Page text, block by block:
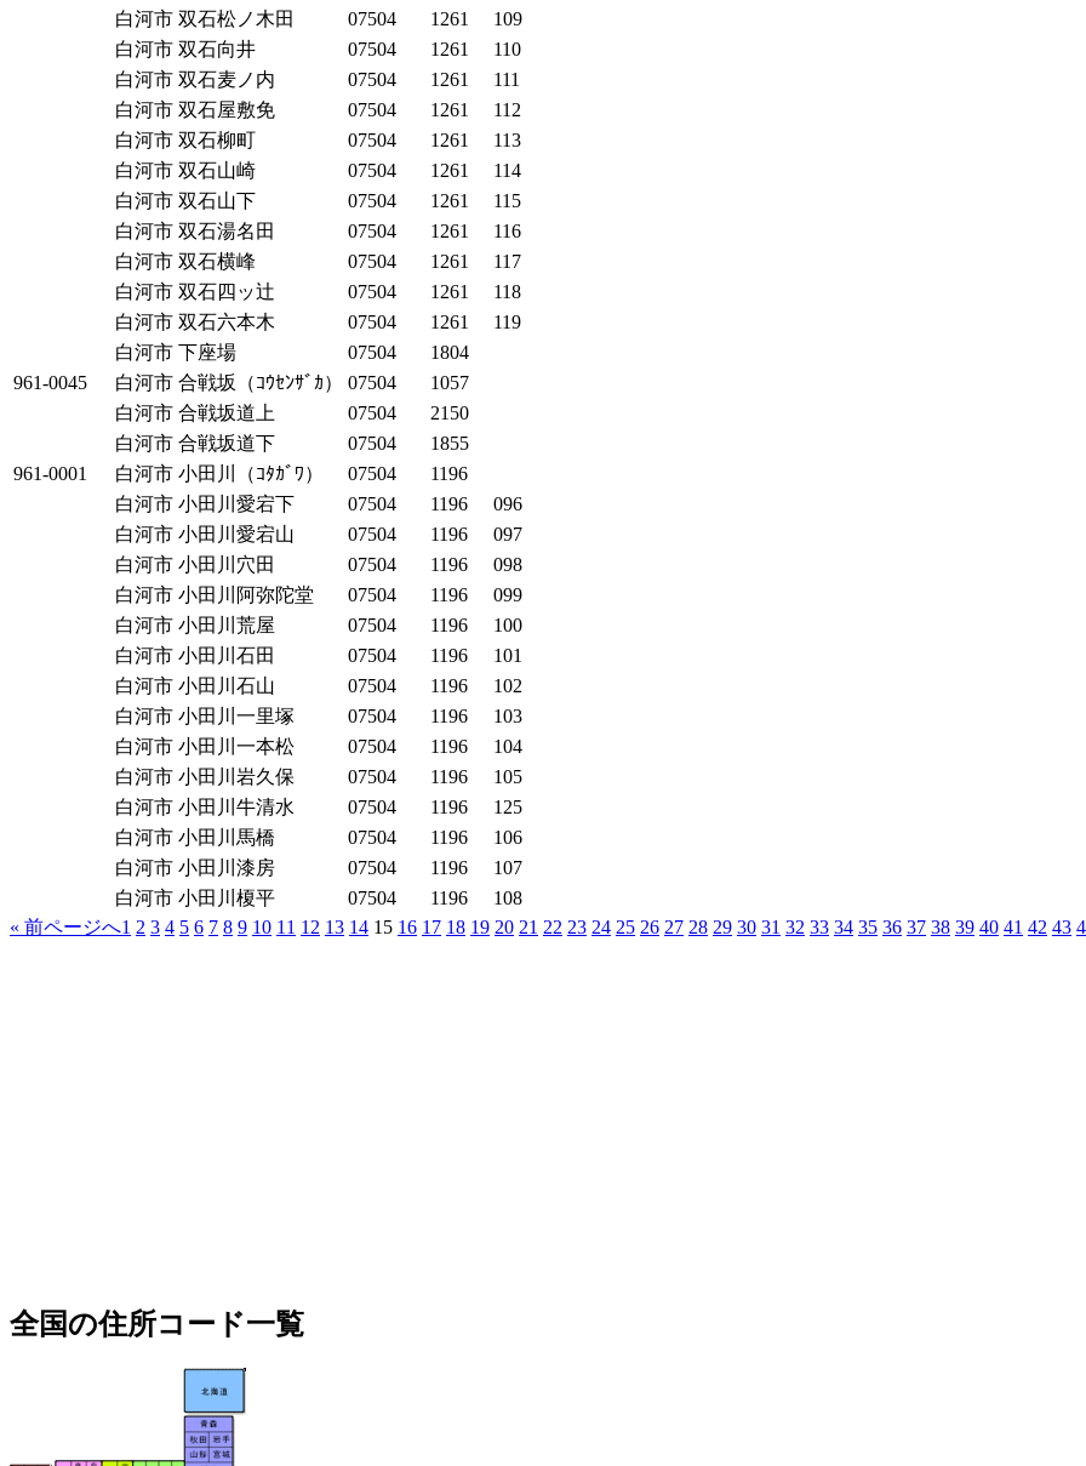
白河市 双石松ノ木田 07504 1261
109
白河市 双石向井 07504 1261
110
白河市 双石麦ノ内 07504 1261
111
白河市 双石屋敷免 07504 1261
112
白河市 双石柳町 07504 1261
113
白河市 双石山崎 07504 1261
114
白河市 双石山下 07504 1261
115
白河市 双石湯名田 07504 1261
116
白河市 双石横峰 07504 1261
117
白河市 双石四ッ辻 07504 1261
118
白河市 双石六本木 07504 1261
119
白河市 下座場 07504
1804
961-0045
白河市 合戦坂（ｺｳｾﾝｻﾞｶ） 07504
1057
白河市 合戦坂道上 07504
2150
白河市 合戦坂道下 07504
1855
961-0001
白河市 小田川（ｺﾀｶﾞﾜ） 07504
1196
白河市 小田川愛宕下 07504 1196
096
白河市 小田川愛宕山 07504 1196
097
白河市 小田川穴田 07504 1196
098
白河市 小田川阿弥陀堂 07504 1196
099
白河市 小田川荒屋 07504 1196
100
白河市 小田川石田 07504 1196
101
白河市 小田川石山 07504 1196
102
白河市 小田川一里塚 07504 1196
103
白河市 小田川一本松 07504 1196
104
白河市 小田川岩久保 07504 1196
105
白河市 小田川牛清水 07504 1196
125
白河市 小田川馬橋 07504 1196
106
白河市 小田川漆房 07504 1196
107
白河市 小田川榎平 07504 1196
108
« 前ページへ1 2 3 4 5 6 7 8 9 10 11 12 13 14 15 16 17 18 19 20 21 22 23 24 25 26 27 28 29 30 31 32 33 34 35 36 37 38 39 40 41 42 43
全国の住所コード一覧